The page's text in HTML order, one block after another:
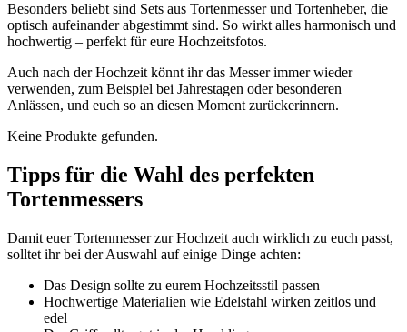
Besonders beliebt sind Sets aus Tortenmesser und Tortenheber, die
optisch aufeinander abgestimmt sind. So wirkt alles harmonisch und
hochwertig – perfekt für eure Hochzeitsfotos.
Auch nach der Hochzeit könnt ihr das Messer immer wieder
verwenden, zum Beispiel bei Jahrestagen oder besonderen
Anlässen, und euch so an diesen Moment zurückerinnern.
Keine Produkte gefunden.
Tipps für die Wahl des perfekten
Tortenmessers
Damit euer Tortenmesser zur Hochzeit auch wirklich zu euch passt,
solltet ihr bei der Auswahl auf einige Dinge achten:
Das Design sollte zu eurem Hochzeitsstil passen
Hochwertige Materialien wie Edelstahl wirken zeitlos und
edel